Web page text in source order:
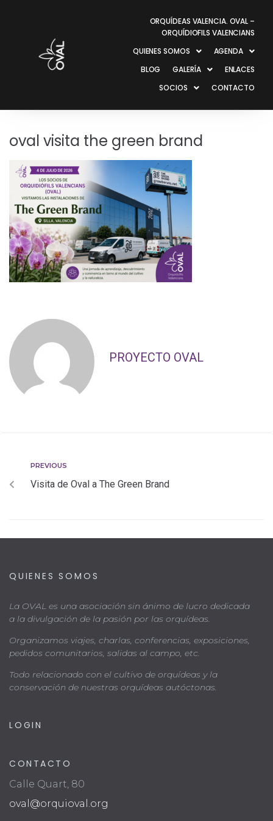
ORQUÍDEAS VALENCIA. OVAL –
ORQUÍDIOFILS VALENCIANS
QUIENES SOMOS
AGENDA
BLOG
GALERÍA
ENLACES
SOCIOS
CONTACTO
oval visita the green brand
PROYECTO OVAL
PREVIOUS
Visita de Oval a The Green Brand
QUIENES SOMOS
La OVAL es una asociación sin ánimo de lucro dedicada
a la divulgación de la pasión por las orquídeas.
Organizamos viajes, charlas, conferencias, exposiciones,
pedidos comunitarios, salidas al campo, etc.
Todo relacionado con el cultivo de orquídeas y la
conservación de nuestras orquídeas autóctonas.
LOGIN
CONTACTO
Calle Quart, 80
oval@orquioval.org